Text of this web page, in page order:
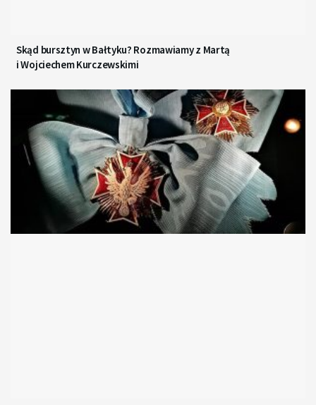
Skąd bursztyn w Bałtyku? Rozmawiamy z Martą
i Wojciechem Kurczewskimi